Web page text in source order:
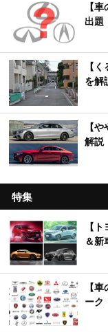
【
出題
【
を解
【
解説
特集
【
＆新
【
ーク